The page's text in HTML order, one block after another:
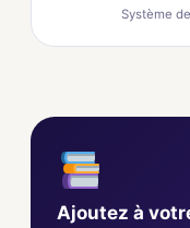
Système
Ajoutez à